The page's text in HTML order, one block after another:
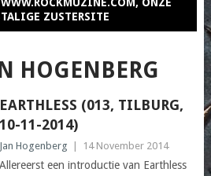
ONZE
ZUSTERSITE
HOGENBERG
EARTHLESS (013, TILBURG,
10-11-2014)
Jan Hogenberg 14 November 2014
Allereerst een introductie van Earthless